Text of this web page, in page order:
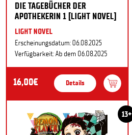
DIE TAGEBÜCHER DER
APOTHEKERIN 1 [LIGHT NOVEL]
LIGHT NOVEL
Erscheinungsdatum: 06.08.2025
Verfügbarkeit: Ab dem 06.08.2025
16,00€ Details
13+